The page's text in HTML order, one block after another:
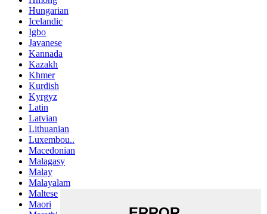
Hungarian
Icelandic
Igbo
Javanese
Kannada
Kazakh
Khmer
Kurdish
Kyrgyz
Latin
Latvian
Lithuanian
Luxembou..
Macedonian
Malagasy
Malay
Malayalam
Maltese
Maori